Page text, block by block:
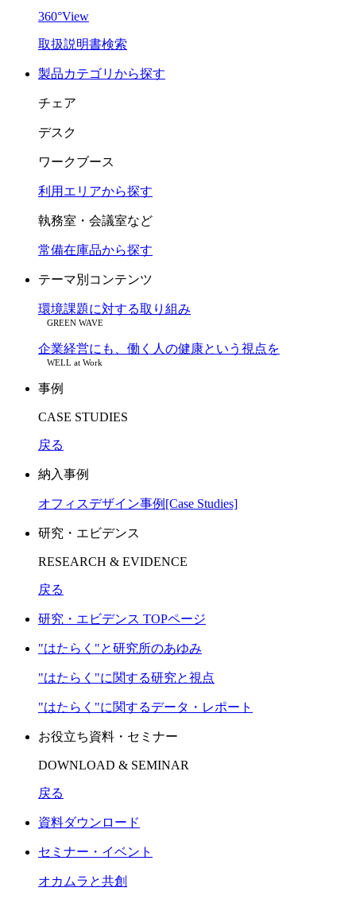
360°View
取扱説明書検索
製品カテゴリから探す
チェア
デスク
ワークブース
利用エリアから探す
執務室・会議室など
常備在庫品から探す
テーマ別コンテンツ
環境課題に対する取り組み
GREEN WAVE
企業経営にも、働く人の健康という視点を
WELL at Work
事例
CASE STUDIES
戻る
納入事例
オフィスデザイン事例[Case Studies]
研究・エビデンス
RESEARCH & EVIDENCE
戻る
研究・エビデンス TOPページ
"はたらく"と研究所のあゆみ
"はたらく"に関する研究と視点
"はたらく"に関するデータ・レポート
お役立ち資料・セミナー
DOWNLOAD & SEMINAR
戻る
資料ダウンロード
セミナー・イベント
オカムラと共創